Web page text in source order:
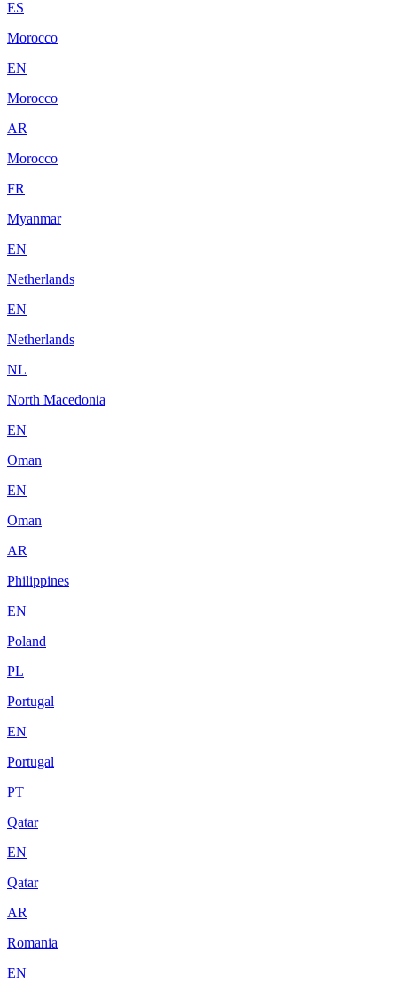
ES
Morocco
EN
Morocco
AR
Morocco
FR
Myanmar
EN
Netherlands
EN
Netherlands
NL
North Macedonia
EN
Oman
EN
Oman
AR
Philippines
EN
Poland
PL
Portugal
EN
Portugal
PT
Qatar
EN
Qatar
AR
Romania
EN